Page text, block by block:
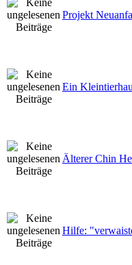
Projekt
Ein
Älterer Chin
Hilfe: